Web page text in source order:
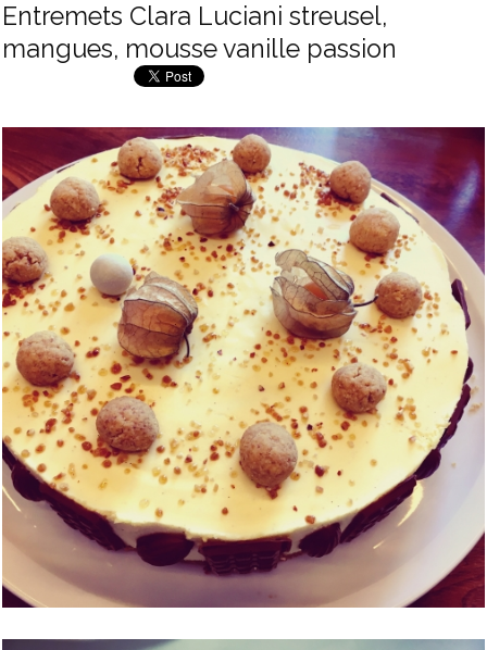
Entremets Clara Luciani streusel,
mangues, mousse vanille passion